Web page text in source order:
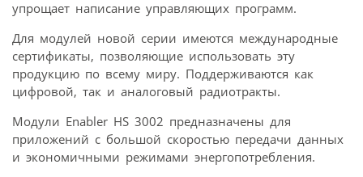
упрощает написание управляющих программ.
Для модулей новой серии имеются международные
сертификаты, позволяющие использовать эту
продукцию по всему миру. Поддерживаются как
цифровой, так и аналоговый радиотракты.
Модули Enabler HS 3002 предназначены для
приложений с большой скоростью передачи данных
и экономичными режимами энергопотребления.